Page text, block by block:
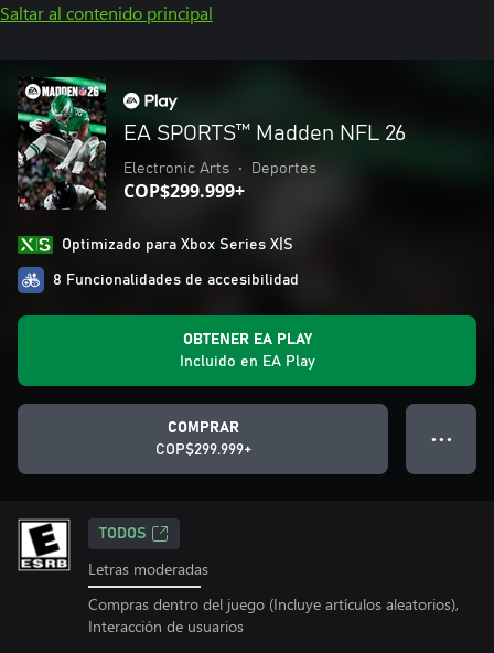
Saltar al contenido principal
EA SPORTS™ Madden NFL 26
Electronic Arts • Deportes
COP$299.999+
Optimizado para Xbox Series X|S
8 Funcionalidades de accesibilidad
OBTENER EA PLAY
Incluido en EA Play
COMPRAR
COP$299.999+
● ● ●
TODOS
Letras moderadas
Compras dentro del juego (Incluye artículos aleatorios),
Interacción de usuarios